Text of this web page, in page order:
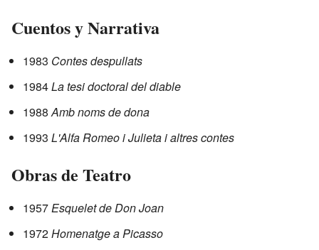
Cuentos y Narrativa
1983 Contes despullats
1984La tesi doctoral del diable
1988Amb noms de dona
1993 L'Alfa Romeo i Julieta i altres contes
Obras de Teatro
1957Esquelet de Don Joan
1972Homenatge a Picasso